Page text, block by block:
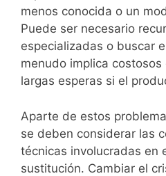
menos conocida o un
Puede ser necesario
especializadas o buscar
menudo implica
largas esperas si el
Aparte de estos
se deben considerar las
técnicas involucradas en
sustitución. Cambiar el